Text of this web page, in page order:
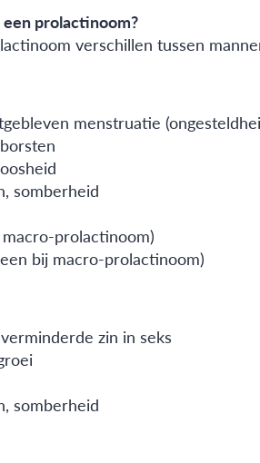
prolactinoom?
verschillen tussen
menstruatie
somberheid
prolactinoom)
bij macro-prolactinoom)
zin in seks
somberheid